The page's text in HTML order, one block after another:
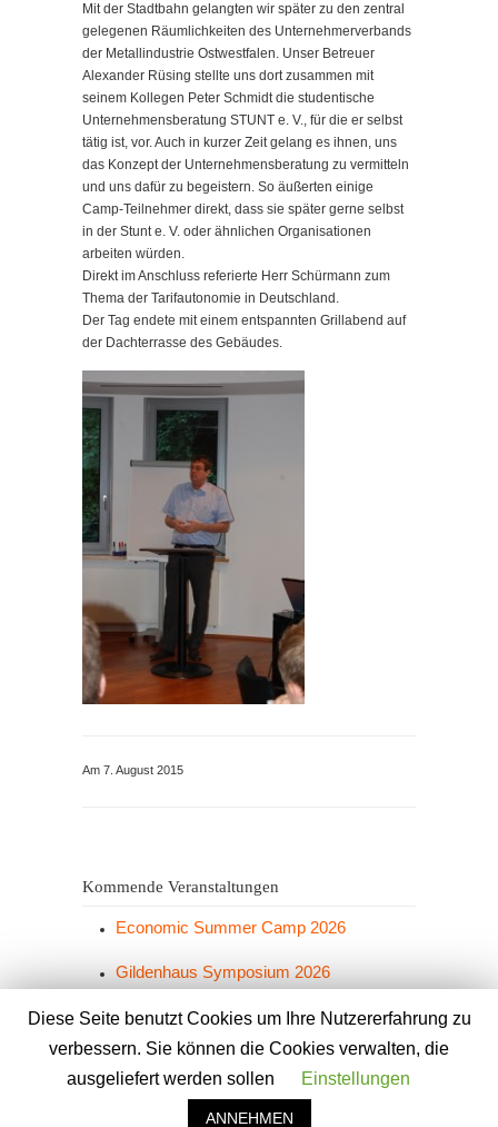
Mit der Stadtbahn gelangten wir später zu den zentral
gelegenen Räumlichkeiten des Unternehmerverbands
der Metallindustrie Ostwestfalen. Unser Betreuer
Alexander Rüsing stellte uns dort zusammen mit
seinem Kollegen Peter Schmidt die studentische
Unternehmensberatung STUNT e. V., für die er selbst
tätig ist, vor. Auch in kurzer Zeit gelang es ihnen, uns
das Konzept der Unternehmensberatung zu vermitteln
und uns dafür zu begeistern. So äußerten einige
Camp-Teilnehmer direkt, dass sie später gerne selbst
in der Stunt e. V. oder ähnlichen Organisationen
arbeiten würden.
Direkt im Anschluss referierte Herr Schürmann zum
Thema der Tarifautonomie in Deutschland.
Der Tag endete mit einem entspannten Grillabend auf
der Dachterrasse des Gebäudes.
Am 7. August 2015
Kommende Veranstaltungen
Economic Summer Camp 2026
Gildenhaus Symposium 2026
Grünkohlesen 2026
© 2026 Gildenhaus e.V. -Impressum-
Diese Seite benutzt Cookies um Ihre Nutzererfahrung zu
verbessern. Sie können die Cookies verwalten, die
ausgeliefert werden sollen
Einstellungen
ANNEHMEN